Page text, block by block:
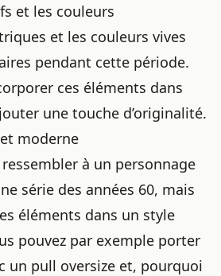
et les couleurs
et les couleurs vives
pendant cette période.
ces éléments dans
une touche d’originalité.
moderne
ressembler à un personnage
série des années 60, mais
éléments dans un style
pouvez par exemple porter
un pull oversize et, pourquoi